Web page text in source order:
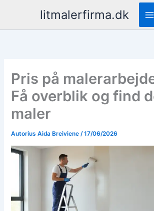
turinio
litmalerfirma.dk
Pris på
Få overblik og find
maler
Autorius Aida Breiviene/17/06/2026